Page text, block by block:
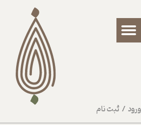
/ ثبت نام
حساب کاربری من
تغییر گذر واژه